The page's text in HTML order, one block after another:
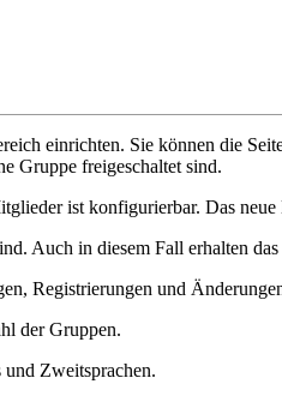
einrichten. Sie können die
Gruppe freigeschaltet sind.
ist konfigurierbar. Das
Auch in diesem Fall erhalten
Registrierungen und
der Gruppen.
und Zweitsprachen.